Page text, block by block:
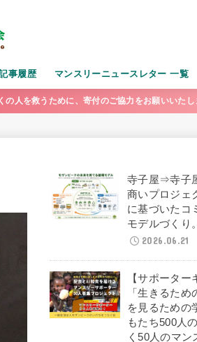
事履歴 マンスリーニュースレター 一覧
人を救うために、寄付のご協力をお願いいたし
寺子屋⇒寺子
商いプロジェ
に基づいたコ
モデルづくり。
2026.06.21
【サポーター
「生きるた
を見るための
もたち500人
く50人のマン